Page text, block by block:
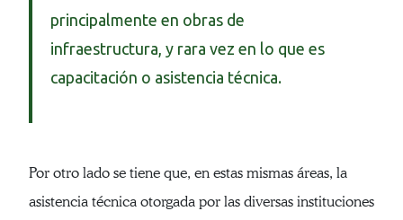
principalmente en obras de
infraestructura, y rara vez en lo que es
capacitación o asistencia técnica.
Por otro lado se tiene que, en estas mismas áreas, la
asistencia técnica otorgada por las diversas instituciones